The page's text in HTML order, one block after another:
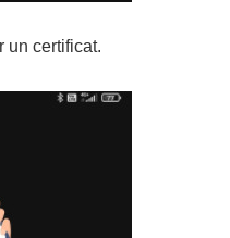
un certificat.